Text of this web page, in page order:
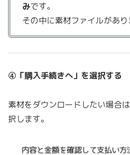
みです。
その中に素材ファイルがあり
④「購入手続きへ」を選択する
素材をダウンロードしたい場合
択します。